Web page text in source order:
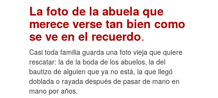
La foto de la abuela que
merece verse tan bien como
se ve en el recuerdo.
Casi toda familia guarda una foto vieja que quiere
rescatar: la de la boda de los abuelos, la del
bautizo de alguien que ya no está, la que llegó
doblada o rayada después de pasar de mano en
mano por años.